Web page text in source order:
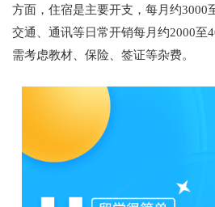
方面，住宿是主要开支，每月约3000
交通、通讯等日常开销每月约2000至
需考虑教材、保险、签证等杂费。